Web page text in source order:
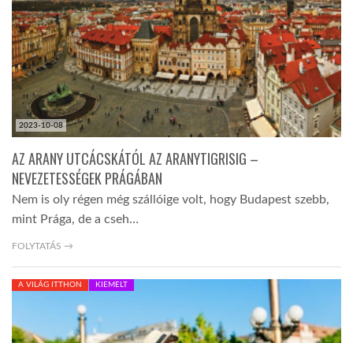
2023-10-08
AZ ARANY UTCÁCSKÁTÓL AZ ARANYTIGRISIG –
NEVEZETESSÉGEK PRÁGÁBAN
Nem is oly régen még szállóige volt, hogy Budapest szebb,
mint Prága, de a cseh…
FOLYTATÁS →
A VILÁG ITTHON KIEMELT